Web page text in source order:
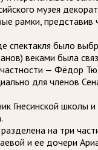
музея
рамки, представив
было
веками была
— Фёдор
для членов
Гнесинской
на три
и ее дочери